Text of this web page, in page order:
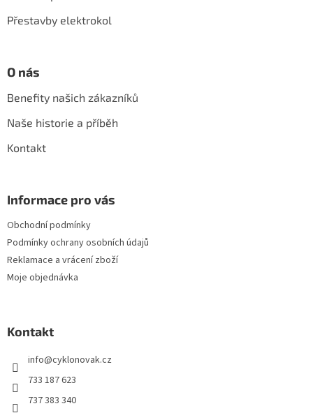
Přestavby elektrokol
O nás
Benefity našich zákazníků
Naše historie a příběh
Kontakt
Informace pro vás
Obchodní podmínky
Podmínky ochrany osobních údajů
Reklamace a vrácení zboží
Moje objednávka
Kontakt
info@cyklonovak.cz
733 187 623
737 383 340